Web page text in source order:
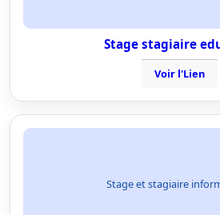
Stage stagiaire
Voir l'Lien
Stage et stagiaire